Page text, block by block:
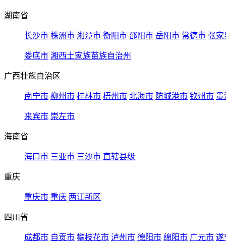
湖南省
长沙市 株洲市 湘潭市 衡阳市 邵阳市 岳阳市 常德市 张家
娄底市 湘西土家族苗族自治州
广西壮族自治区
南宁市 柳州市 桂林市 梧州市 北海市 防城港市 钦州市 贵
来宾市 崇左市
海南省
海口市 三亚市 三沙市 直辖县级
重庆
重庆市 重庆 两江新区
四川省
成都市 自贡市 攀枝花市 泸州市 德阳市 绵阳市 广元市 遂